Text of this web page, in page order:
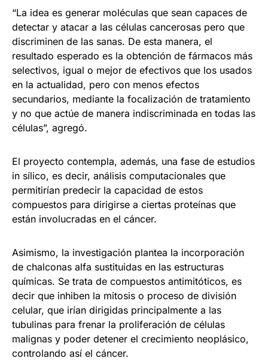
“La idea es generar moléculas que sean capaces de
detectar y atacar a las células cancerosas pero que
discriminen de las sanas. De esta manera, el
resultado esperado es la obtención de fármacos más
selectivos, igual o mejor de efectivos que los usados
en la actualidad, pero con menos efectos
secundarios, mediante la focalización de tratamiento
y no que actúe de manera indiscriminada en todas las
células”, agregó.
El proyecto contempla, además, una fase de estudios
in sílico, es decir, análisis computacionales que
permitirían predecir la capacidad de estos
compuestos para dirigirse a ciertas proteínas que
están involucradas en el cáncer.
Asimismo, la investigación plantea la incorporación
de chalconas alfa sustituidas en las estructuras
químicas. Se trata de compuestos antimitóticos, es
decir que inhiben la mitosis o proceso de división
celular, que irían dirigidas principalmente a las
tubulinas para frenar la proliferación de células
malignas y poder detener el crecimiento neoplásico,
controlando así el cáncer.